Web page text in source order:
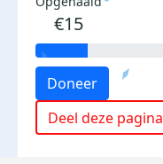
€15
Doneer
Deel deze pagina